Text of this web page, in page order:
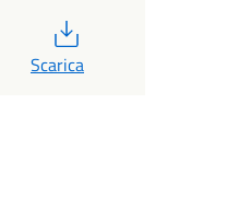
Scarica